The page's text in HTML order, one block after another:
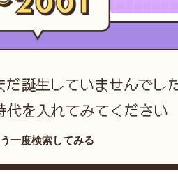
だ誕生していませんで
代を入れてみてください
一度検索してみる